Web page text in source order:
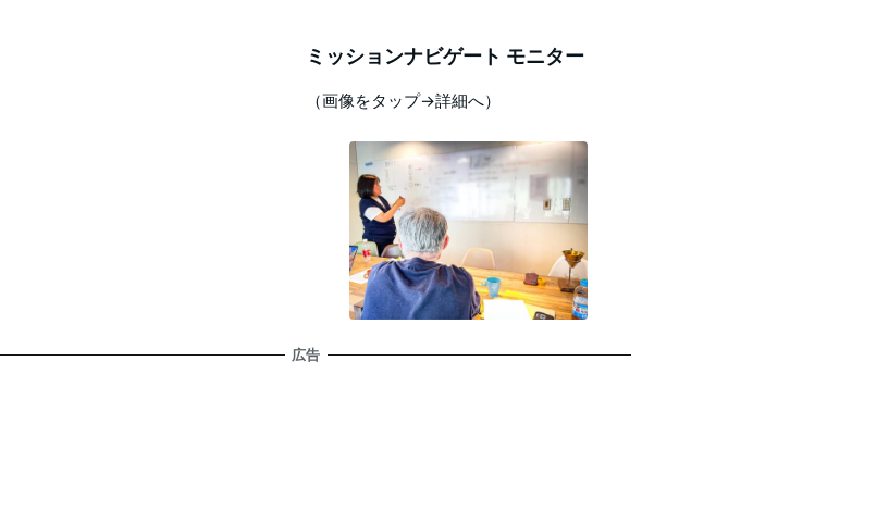
ミッションナビゲート モニター
（画像をタップ→詳細へ）
広告